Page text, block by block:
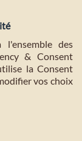
des
& Consent
la Consent
vos choix